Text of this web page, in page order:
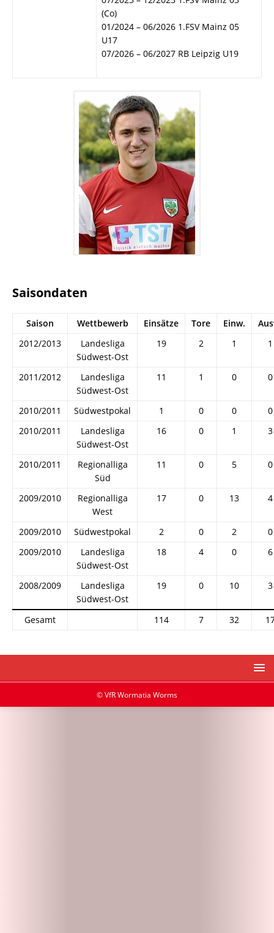
(Co)
01/2024 – 06/2026 1.FSV Mainz 05
U17
07/2026 – 06/2027 RB Leipzig U19
Saisondaten
Saison Wettbewerb Einsätze Tore Einw.
2012/2013
Landesliga
Südwest-Ost
19 2 1 1
2011/2012
Landesliga
Südwest-Ost
11 1 0 0
2010/2011 Südwestpokal 1 0 0
0
2010/2011
Landesliga
Südwest-Ost
16 0 1 3
2010/2011
Regionalliga
Süd
11 0 5 0
2009/2010
Regionalliga
West
17 0 13 4
2009/2010 Südwestpokal 2 0 2
0
2009/2010
Landesliga
Südwest-Ost
18 4 0 6
2008/2009
Landesliga
Südwest-Ost
19 0 10 3
Gesamt 114 7 32
© VfR Wormatia Worms